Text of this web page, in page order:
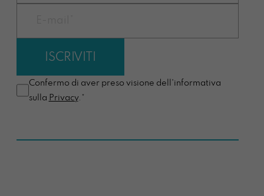
Confermo di aver preso visione dell'informativa
sulla Privacy.*